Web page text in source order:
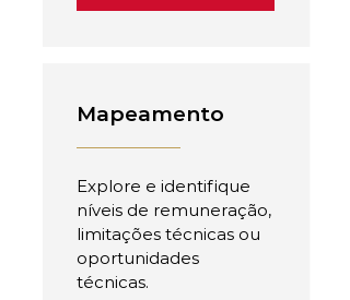
Mapeamento
Explore e identifique
níveis de remuneração,
limitações técnicas ou
oportunidades
técnicas.